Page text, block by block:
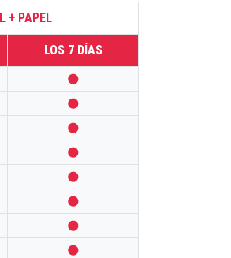
+ PAPEL
LOS 7 DÍAS







